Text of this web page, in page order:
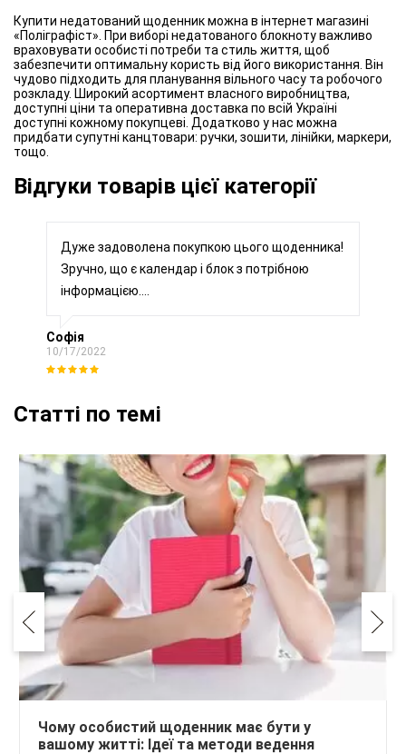
Купити недатований щоденник можна в інтернет магазині
«Поліграфіст». При виборі недатованого блокноту важливо
враховувати особисті потреби та стиль життя, щоб
забезпечити оптимальну користь від його використання. Він
чудово підходить для планування вільного часу та робочого
розкладу. Широкий асортимент власного виробництва,
доступні ціни та оперативна доставка по всій Україні
доступні кожному покупцеві. Додатково у нас можна
придбати супутні канцтовари: ручки, зошити, лінійки, маркери,
тощо.
Відгуки товарів цієї категорії
Дуже задоволена покупкою цього щоденника!
Зручно, що є календар і блок з потрібною
інформацією....
Софія
10/17/2022
Статті по темі
Чому особистий щоденник має бути у
вашому житті: Ідеї та методи ведення